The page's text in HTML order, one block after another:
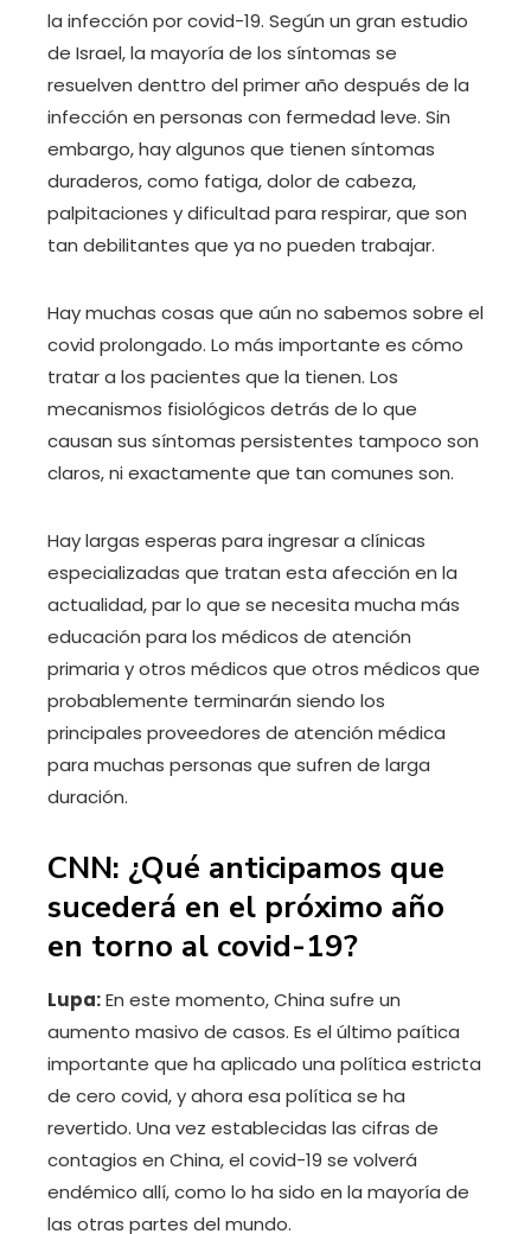
la infección por covid-19. Según un gran estudio
de Israel, la mayoría de los síntomas se
resuelven denttro del primer año después de la
infección en personas con fermedad leve. Sin
embargo, hay algunos que tienen síntomas
duraderos, como fatiga, dolor de cabeza,
palpitaciones y dificultad para respirar, que son
tan debilitantes que ya no pueden trabajar.
Hay muchas cosas que aún no sabemos sobre el
covid prolongado. Lo más importante es cómo
tratar a los pacientes que la tienen. Los
mecanismos fisiológicos detrás de lo que
causan sus síntomas persistentes tampoco son
claros, ni exactamente que tan comunes son.
Hay largas esperas para ingresar a clínicas
especializadas que tratan esta afección en la
actualidad, par lo que se necesita mucha más
educación para los médicos de atención
primaria y otros médicos que otros médicos que
probablemente terminarán siendo los
principales proveedores de atención médica
para muchas personas que sufren de larga
duración.
CNN: ¿Qué anticipamos que
sucederá en el próximo año
en torno al covid-19?
Lupa:En este momento, China sufre un
aumento masivo de casos. Es el último paítica
importante que ha aplicado una política estricta
de cero covid, y ahora esa política se ha
revertido. Una vez establecidas las cifras de
contagios en China, el covid-19 se volverá
endémico allí, como lo ha sido en la mayoría de
las otras partes del mundo.